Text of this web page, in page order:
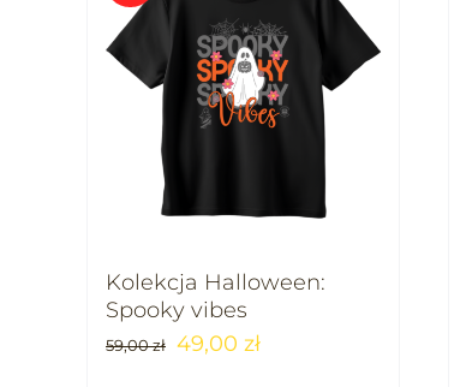
Kolekcja Halloween:
Spooky vibes
59,00zł 49,00 zł